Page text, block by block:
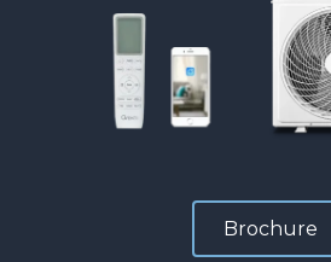
Brochure